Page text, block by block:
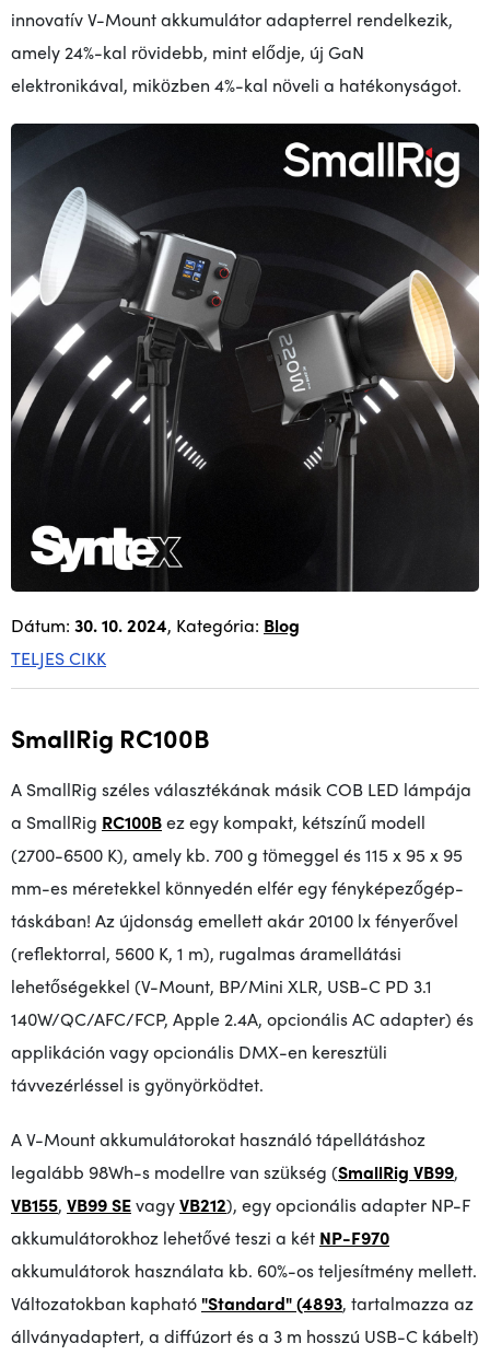
innovatív V-Mount akkumulátor adapterrel rendelkezik,
amely 24%-kal rövidebb, mint elődje, új GaN
elektronikával, miközben 4%-kal növeli a hatékonyságot.
Dátum: 30. 10. 2024, Kategória: Blog
TELJES CIKK
SmallRig RC100B
A SmallRig széles választékának másik COB LED lámpája
a SmallRig RC100Bez egy kompakt, kétszínű modell
(2700-6500 K), amely kb. 700 g tömeggel és 115 x 95 x 95
mm-es méretekkel könnyedén elfér egy fényképezőgép-
táskában! Az újdonság emellett akár 20100 lx fényerővel
(reflektorral, 5600 K, 1 m), rugalmas áramellátási
lehetőségekkel (V-Mount, BP/Mini XLR, USB-C PD 3.1
140W/QC/AFC/FCP, Apple 2.4A, opcionális AC adapter) és
applikáción vagy opcionális DMX-en keresztüli
távvezérléssel is gyönyörködtet.
A V-Mount akkumulátorokat használó tápellátáshoz
legalább 98Wh-s modellre van szükség (SmallRig VB99,
VB155, VB99 SEvagyVB212), egy opcionális adapter NP-F
akkumulátorokhoz lehetővé teszi a két NP-F970
akkumulátorok használata kb. 60%-os teljesítmény mellett.
Változatokban kapható"Standard" (4893, tartalmazza az
állványadaptert, a diffúzort és a 3 m hosszú USB-C kábelt)